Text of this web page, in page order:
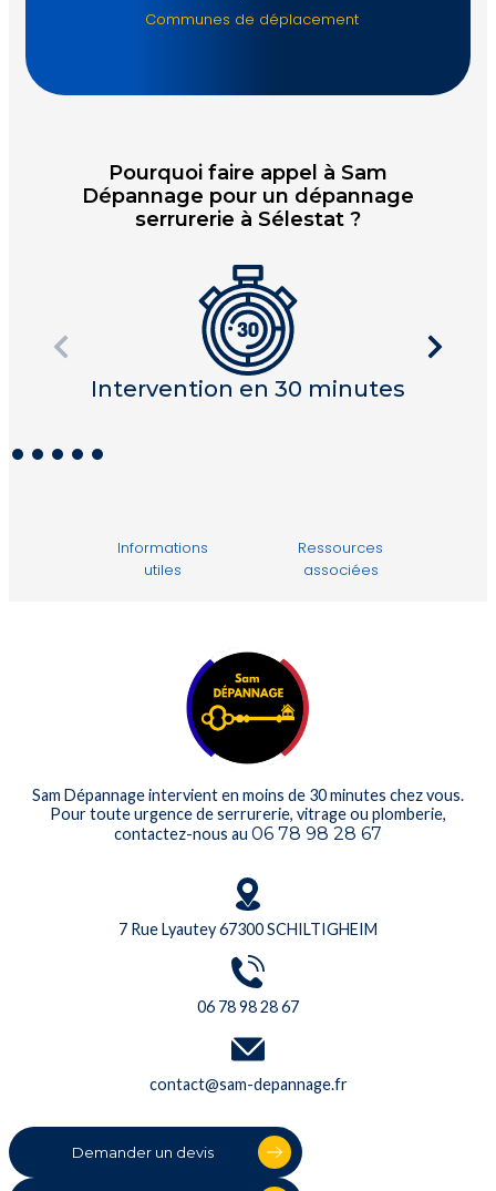
Communes de déplacement
Pourquoi faire appel à Sam
Dépannage pour un dépannage
serrurerie à Sélestat ?
Intervention en 30 minutes
Informations
utiles
Ressources
associées
Sam Dépannage intervient en moins de 30 minutes chez vous.
Pour toute urgence de serrurerie, vitrage ou plomberie,
contactez-nous au 06 78 98 28 67
7 Rue Lyautey 67300 SCHILTIGHEIM
06 78 98 28 67
contact@sam-depannage.fr
Demander un devis